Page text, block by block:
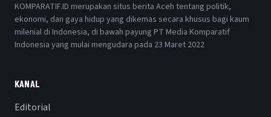
KOMPARATIF.ID merupakan situs berita Aceh tentang politik,
ekonomi, dan gaya hidup yang dikemas secara khusus bagi kaum
milenial di Indonesia, di bawah payung PT Media Komparatif
Indonesia yang mulai mengudara pada 23 Maret 2022
KANAL
Editorial